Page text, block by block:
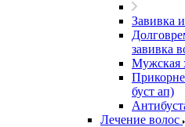
Завивка
завивка
Мужская
буст ап)
Лечение волос